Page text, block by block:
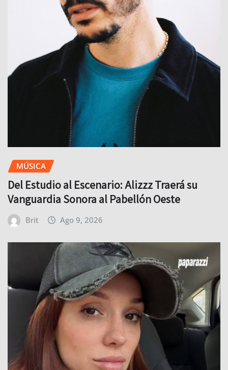
MÚSICA
Del Estudio al Escenario: Alizzz Traerá su
Vanguardia Sonora al Pabellón Oeste
Brit Ago 9, 2026